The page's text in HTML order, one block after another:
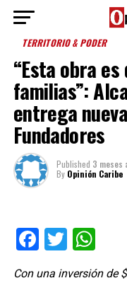
TERRITORIO & PODER
“Esta obra
familias”:
entrega
Fundadores
Published 3 meses
By Opinión Caribe
Facebook
Twitter
Con una inversión de